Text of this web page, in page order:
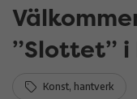
”Slottet”
Konst, hantverk